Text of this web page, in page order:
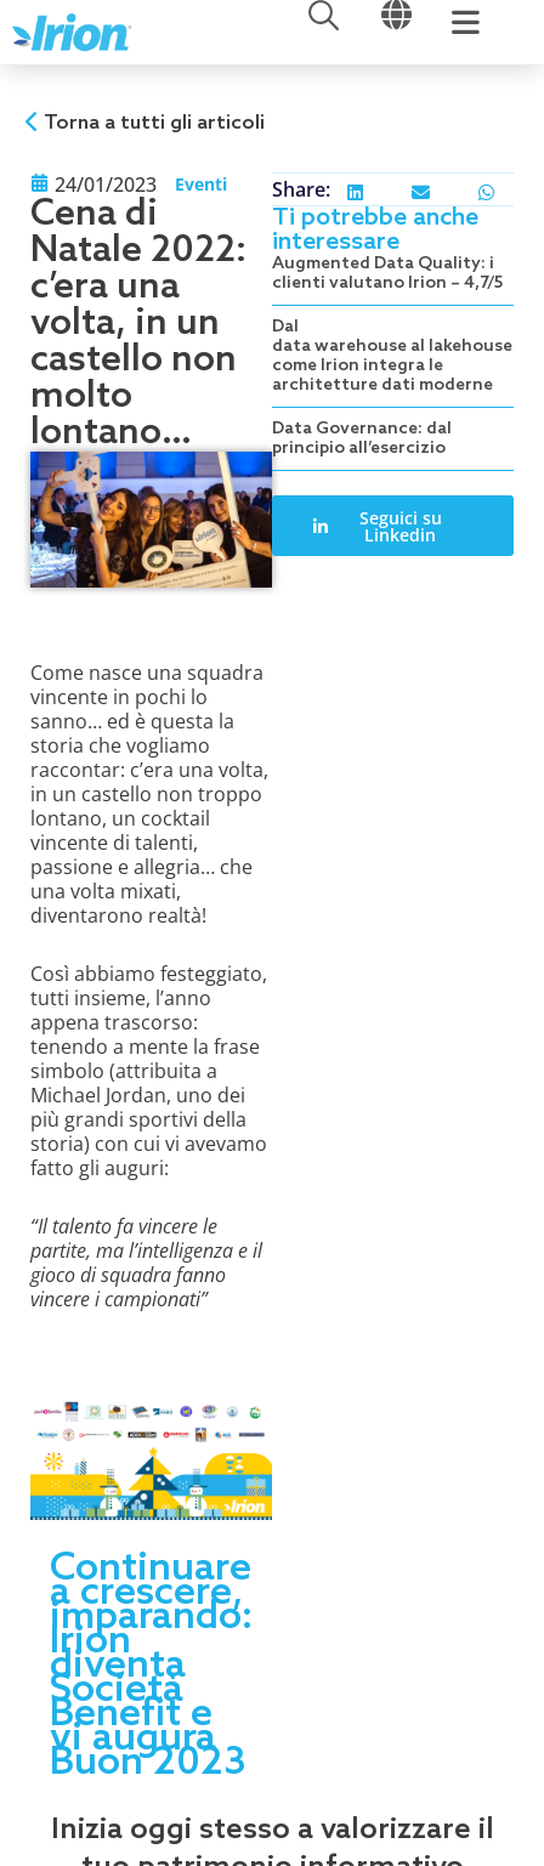
al
contenuto
APRI APRI
Torna a tutti gli articoli
24/01/2023 Eventi
Cena di
Natale 2022:
c’era una
volta, in un
castello non
molto
lontano…
Come nasce una squadra
vincente in pochi lo
sanno… ed è questa la
storia che vogliamo
raccontar: c’era una volta,
in un castello non troppo
lontano, un cocktail
vincente di talenti,
passione e allegria… che
una volta mixati,
diventarono realtà!
Così abbiamo festeggiato,
tutti insieme, l’anno
appena trascorso:
tenendo a mente la frase
simbolo (attribuita a
Michael Jordan, uno dei
più grandi sportivi della
storia) con cui vi avevamo
fatto gli auguri:
“Il talento fa vincere le
partite, ma l’intelligenza e il
gioco di squadra fanno
vincere i campionati”
Continuare
a crescere,
imparando:
Irion
diventa
Società
Benefit e
vi augura
Buon 2023
Share:
Ti potrebbe anche
interessare
Augmented Data Quality: i
clienti valutano Irion – 4,7/5
Dal
data warehouse al lakehouse:
come Irion integra le
architetture dati moderne
Data Governance: dal
principio all’esercizio
Seguici su
Linkedin
Inizia oggi stesso a valorizzare il